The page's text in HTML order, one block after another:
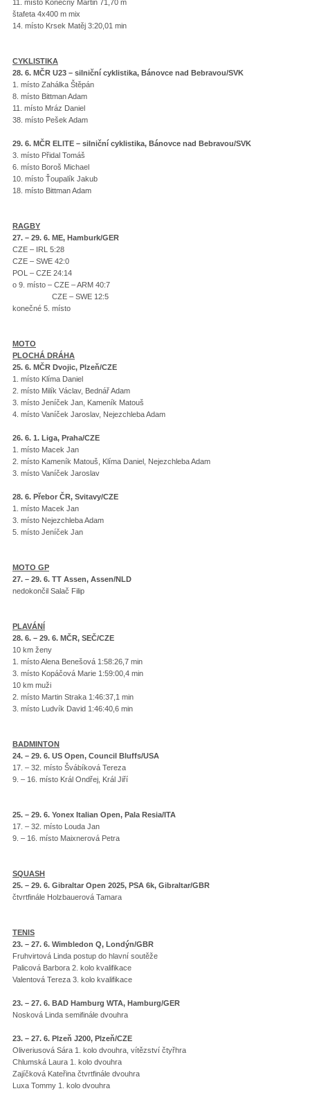
11. místo Konečný Martin 71,70 m
štafeta 4x400 m mix
14. místo Krsek Matěj 3:20,01 min
CYKLISTIKA
28. 6. MČR U23 – silniční cyklistika, Bánovce nad Bebravou/SVK
1. místo Zahálka Štěpán
8. místo Bittman Adam
11. místo Mráz Daniel
38. místo Pešek Adam
29. 6. MČR ELITE – silniční cyklistika, Bánovce nad Bebravou/SVK
3. místo Přidal Tomáš
6. místo Boroš Michael
10. místo Ťoupalík Jakub
18. místo Bittman Adam
RAGBY
27. – 29. 6. ME, Hamburk/GER
CZE – IRL 5:28
CZE – SWE 42:0
POL – CZE 24:14
o 9. místo – CZE – ARM 40:7
CZE – SWE 12:5
konečné 5. místo
MOTO
PLOCHÁ DRÁHA
25. 6. MČR Dvojic, Plzeň/CZE
1. místo Klíma Daniel
2. místo Milík Václav, Bednář Adam
3. místo Jeníček Jan, Kameník Matouš
4. místo Vaníček Jaroslav, Nejezchleba Adam
26. 6. 1. Liga, Praha/CZE
1. místo Macek Jan
2. místo Kameník Matouš, Klíma Daniel, Nejezchleba Adam
3. místo Vaníček Jaroslav
28. 6. Přebor ČR, Svitavy/CZE
1. místo Macek Jan
3. místo Nejezchleba Adam
5. místo Jeníček Jan
MOTO GP
27. – 29. 6. TT Assen, Assen/NLD
nedokončil Salač Filip
PLAVÁNÍ
28. 6. – 29. 6. MČR, SEČ/CZE
10 km ženy
1. místo Alena Benešová 1:58:26,7 min
3. místo Kopáčová Marie 1:59:00,4 min
10 km muži
2. místo Martin Straka 1:46:37,1 min
3. místo Ludvík David 1:46:40,6 min
BADMINTON
24. – 29. 6. US Open, Council Bluffs/USA
17. – 32. místo Švábíková Tereza
9. – 16. místo Král Ondřej, Král Jiří
25. – 29. 6. Yonex Italian Open, Pala Resia/ITA
17. – 32. místo Louda Jan
9. – 16. místo Maixnerová Petra
SQUASH
25. – 29. 6. Gibraltar Open 2025, PSA 6k, Gibraltar/GBR
čtvrtfinále Holzbauerová Tamara
TENIS
23. – 27. 6. Wimbledon Q, Londýn/GBR
Fruhvirtová Linda postup do hlavní soutěže
Palicová Barbora 2. kolo kvalifikace
Valentová Tereza 3. kolo kvalifikace
23. – 27. 6. BAD Hamburg WTA, Hamburg/GER
Nosková Linda semifinále dvouhra
23. – 27. 6. Plzeň J200, Plzeň/CZE
Oliveriusová Sára 1. kolo dvouhra, vítězství čtyřhra
Chlumská Laura 1. kolo dvouhra
Zajíčková Kateřina čtvrtfinále dvouhra
Luxa Tommy 1. kolo dvouhra